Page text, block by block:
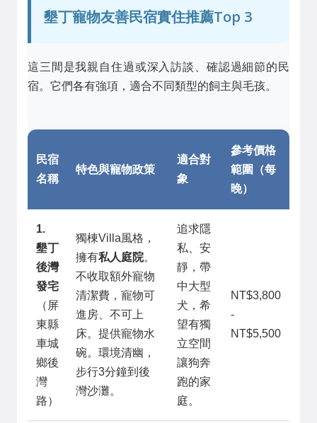
墾丁寵物友善民宿實住推薦Top 3
這三間是我親自住過或深入訪談、確認過細節的民
宿。它們各有強項，適合不同類型的飼主與毛孩。
民宿
名稱
特色與寵物政策
適合對
象
參考價格
範圍（每
晚）
1.
墾丁
後灣
發宅
（屏
東縣
車城
鄉後
灣
路）
獨棟Villa風格，
擁有私人庭院。
不收取額外寵物
清潔費，寵物可
進房、不可上
床。提供寵物水
碗。環境清幽，
步行3分鐘到後
灣沙灘。
追求隱
私、安
靜，帶
中大型
犬，希
望有獨
立空間
讓狗奔
跑的家
庭。
NT$3,800
-
NT$5,500